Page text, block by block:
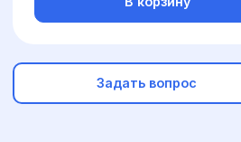
Задать вопрос